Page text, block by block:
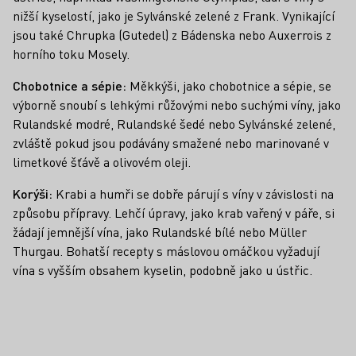
nižší kyselostí, jako je Sylvánské zelené z Frank. Vynikající
jsou také Chrupka (Gutedel) z Bádenska nebo Auxerrois z
horního toku Mosely.
Chobotnice a sépie: Měkkýši, jako chobotnice a sépie, se
výborně snoubí s lehkými růžovými nebo suchými víny, jako
Rulandské modré, Rulandské šedé nebo Sylvánské zelené,
zvláště pokud jsou podávány smažené nebo marinované v
limetkové šťávě a olivovém oleji.
Korýši: Krabi a humři se dobře párují s víny v závislosti na
způsobu přípravy. Lehčí úpravy, jako krab vařený v páře, si
žádají jemnější vína, jako Rulandské bílé nebo Müller
Thurgau. Bohatší recepty s máslovou omáčkou vyžadují
vína s vyšším obsahem kyselin, podobně jako u ústřic.